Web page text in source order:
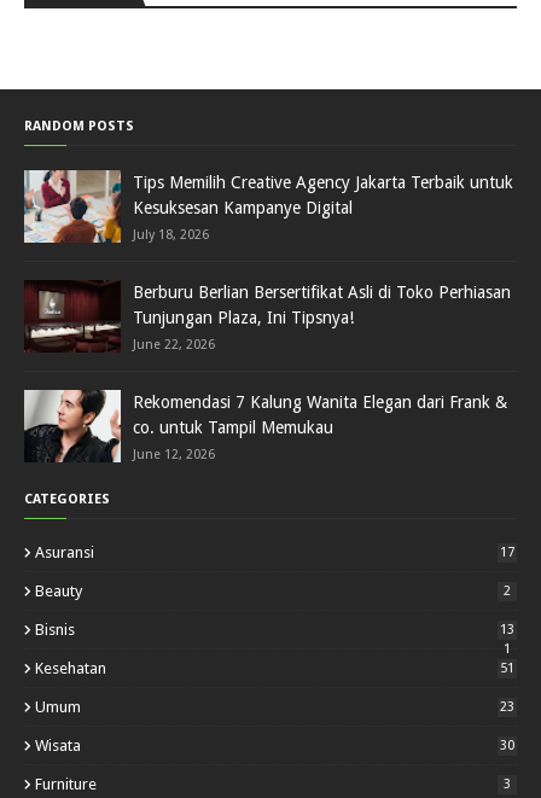
RANDOM POSTS
Tips Memilih Creative Agency Jakarta Terbaik untuk
Kesuksesan Kampanye Digital
July 18, 2026
Berburu Berlian Bersertifikat Asli di Toko Perhiasan
Tunjungan Plaza, Ini Tipsnya!
June 22, 2026
Rekomendasi 7 Kalung Wanita Elegan dari Frank &
co. untuk Tampil Memukau
June 12, 2026
CATEGORIES
Asuransi 17
Beauty 2
Bisnis
13
1
Kesehatan 51
Umum 23
Wisata 30
Furniture 3